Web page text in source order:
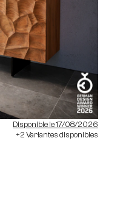
Disponible le 17/08/2026
+2 Variantes disponibles